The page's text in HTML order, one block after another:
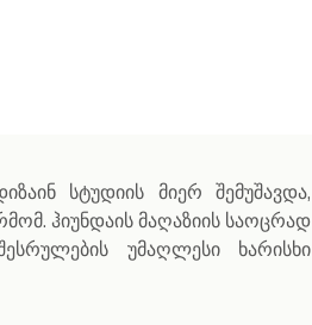
სტუდიის მიერ შემუშავდა,
ჰიუნდაის მაღაზიის საოცრად
უმაღლესი ხარისხი